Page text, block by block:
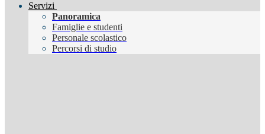
Servizi
Panoramica
Famiglie e studenti
Personale scolastico
Percorsi di studio